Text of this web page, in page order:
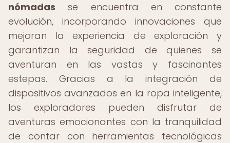
nómadas se encuentra en constante
evolución, incorporando innovaciones que
mejoran la experiencia de exploración y
garantizan la seguridad de quienes se
aventuran en las vastas y fascinantes
estepas. Gracias a la integración de
dispositivos avanzados en la ropa inteligente,
los exploradores pueden disfrutar de
aventuras emocionantes con la tranquilidad
de contar con herramientas tecnológicas